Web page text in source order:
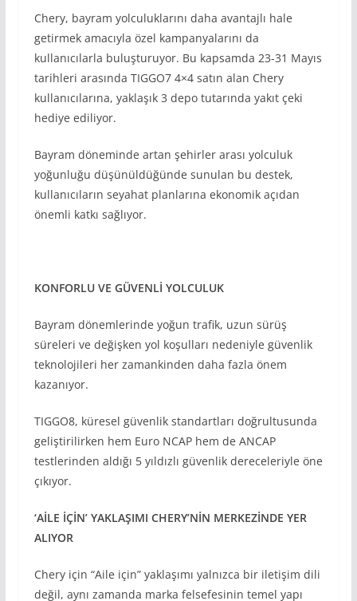
Chery, bayram yolculuklarını daha avantajlı hale
getirmek amacıyla özel kampanyalarını da
kullanıcılarla buluşturuyor. Bu kapsamda 23-31 Mayıs
tarihleri arasında TIGGO7 4×4 satın alan Chery
kullanıcılarına, yaklaşık 3 depo tutarında yakıt çeki
hediye ediliyor.
Bayram döneminde artan şehirler arası yolculuk
yoğunluğu düşünüldüğünde sunulan bu destek,
kullanıcıların seyahat planlarına ekonomik açıdan
önemli katkı sağlıyor.
KONFORLU VE GÜVENLİ YOLCULUK
Bayram dönemlerinde yoğun trafik, uzun sürüş
süreleri ve değişken yol koşulları nedeniyle güvenlik
teknolojileri her zamankinden daha fazla önem
kazanıyor.
TIGGO8, küresel güvenlik standartları doğrultusunda
geliştirilirken hem Euro NCAP hem de ANCAP
testlerinden aldığı 5 yıldızlı güvenlik dereceleriyle öne
çıkıyor.
‘AİLE İÇİN’ YAKLAŞIMI CHERY’NİN MERKEZİNDE YER
ALIYOR
Chery için “Aile için” yaklaşımı yalnızca bir iletişim dili
değil, aynı zamanda marka felsefesinin temel yapı